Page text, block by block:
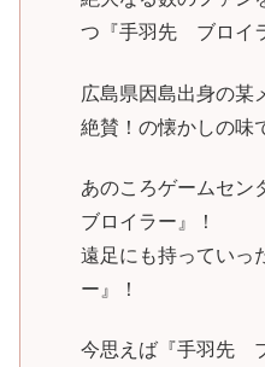
つ『手羽先 ブロイ
広島県因島出身の某
絶賛！の懐かしの味
あのころゲームセ
ブロイラー』！
遠足にも持ってい
ー』！
今思えば『手羽先